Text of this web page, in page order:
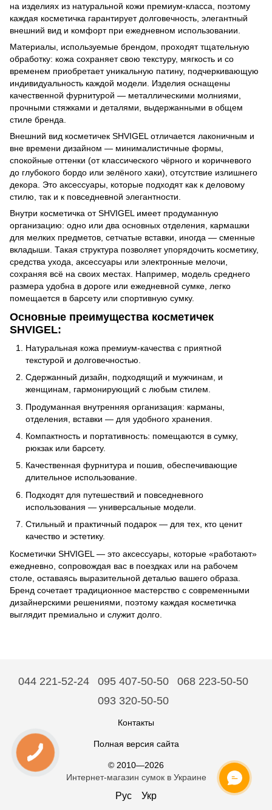
на изделиях из натуральной кожи премиум‑класса, поэтому
каждая косметичка гарантирует долговечность, элегантный
внешний вид и комфорт при ежедневном использовании.
Материалы, используемые брендом, проходят тщательную
обработку: кожа сохраняет свою текстуру, мягкость и со
временем приобретает уникальную патину, подчеркивающую
индивидуальность каждой модели. Изделия оснащены
качественной фурнитурой — металлическими молниями,
прочными стяжками и деталями, выдержанными в общем
стиле бренда.
Внешний вид косметичек SHVIGEL отличается лаконичным и
вне времени дизайном — минималистичные формы,
спокойные оттенки (от классического чёрного и коричневого
до глубокого бордо или зелёного хаки), отсутствие излишнего
декора. Это аксессуары, которые подходят как к деловому
стилю, так и к повседневной элегантности.
Внутри косметичка от SHVIGEL имеет продуманную
организацию: одно или два основных отделения, кармашки
для мелких предметов, сетчатые вставки, иногда — сменные
вкладыши. Такая структура позволяет упорядочить косметику,
средства ухода, аксессуары или электронные мелочи,
сохраняя всё на своих местах. Например, модель среднего
размера удобна в дороге или ежедневной сумке, легко
помещается в барсету или спортивную сумку.
Основные преимущества косметичек
SHVIGEL:
Натуральная кожа премиум‑качества с приятной
текстурой и долговечностью.
Сдержанный дизайн, подходящий и мужчинам, и
женщинам, гармонирующий с любым стилем.
Продуманная внутренняя организация: карманы,
отделения, вставки — для удобного хранения.
Компактность и портативность: помещаются в сумку,
рюкзак или барсету.
Качественная фурнитура и пошив, обеспечивающие
длительное использование.
Подходят для путешествий и повседневного
использования — универсальные модели.
Стильный и практичный подарок — для тех, кто ценит
качество и эстетику.
Косметички SHVIGEL — это аксессуары, которые «работают»
ежедневно, сопровождая вас в поездках или на рабочем
столе, оставаясь выразительной деталью вашего образа.
Бренд сочетает традиционное мастерство с современными
дизайнерскими решениями, поэтому каждая косметичка
выглядит премиально и служит долго.
044 221-52-24 095 407-50-50
068 223-50-50
093 320-50-50
Контакты
Полная версия сайта
© 2010—2026
Интернет-магазин сумок в Украине
Рус Укр